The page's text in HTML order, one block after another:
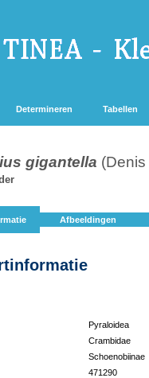
Determineren Tabellen
gigantella
Afbeeldingen
Pyraloidea
Crambidae
Schoenobiinae
471290